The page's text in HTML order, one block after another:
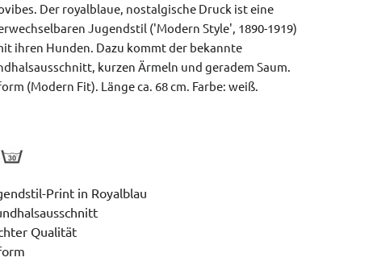
Der royalblaue, nostalgische Druck ist eine
Jugendstil ('Modern Style', 1890-1919)
ihren Hunden. Dazu kommt der bekannte
kurzen Ärmeln und geradem Saum.
(Modern Fit). Länge ca. 68 cm. Farbe: weiß.
Print in Royalblau
Qualität